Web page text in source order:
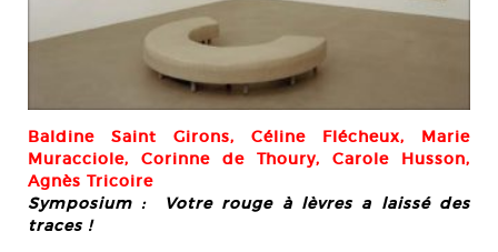
Baldine Saint Girons, Céline Flécheux, Marie
Muracciole, Corinne de Thoury, Carole Husson,
Agnès Tricoire
Symposium : Votre rouge à lèvres a laissé des
traces !